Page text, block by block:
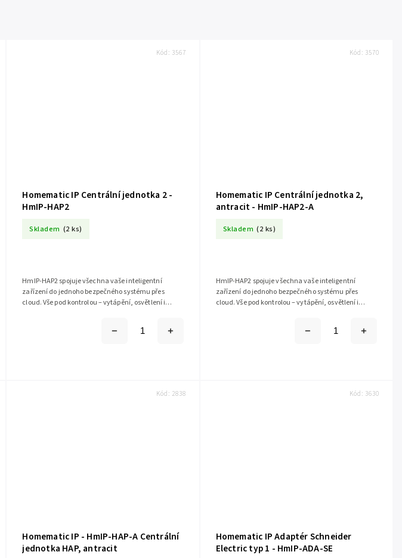
Homematic IP Centrální jednotka 2 -
HmIP-HAP2
Skladem (2 ks)
HmIP-HAP2 spojuje všechna vaše inteligentní
zařízení do jednoho bezpečného systému přes
cloud. Vše pod kontrolou – vytápění, osvětlení i
Kód: 3567
Homematic IP Centrální jednotka 2,
antracit - HmIP-HAP2-A
Skladem (2 ks)
HmIP-HAP2 spojuje všechna vaše inteligentní
zařízení do jednoho bezpečného systému přes
cloud. Vše pod kontrolou – vytápění, osvětlení i
Kód: 3570
Homematic IP - HmIP-HAP-A Centrální
jednotka HAP, antracit
Kód: 2838
Homematic IP Adaptér Schneider
Electric typ 1 - HmIP-ADA-SE
Kód: 3630